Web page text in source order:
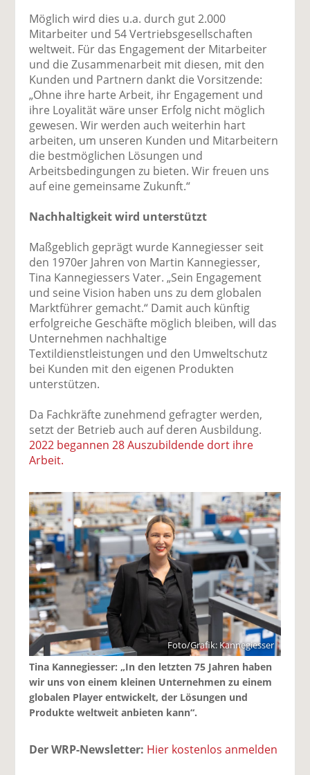
k
te
il
e
n
e
n
d
e
n
Möglich wird dies u.a. durch gut 2.000
Mitarbeiter und 54 Vertriebsgesellschaften
weltweit. Für das Engagement der Mitarbeiter
und die Zusammenarbeit mit diesen, mit den
Kunden und Partnern dankt die Vorsitzende:
„Ohne ihre harte Arbeit, ihr Engagement und
ihre Loyalität wäre unser Erfolg nicht möglich
gewesen. Wir werden auch weiterhin hart
arbeiten, um unseren Kunden und Mitarbeitern
die bestmöglichen Lösungen und
Arbeitsbedingungen zu bieten. Wir freuen uns
auf eine gemeinsame Zukunft.“
Nachhaltigkeit wird unterstützt
Maßgeblich geprägt wurde Kannegiesser seit
den 1970er Jahren von Martin Kannegiesser,
Tina Kannegiessers Vater. „Sein Engagement
und seine Vision haben uns zu dem globalen
Marktführer gemacht.“ Damit auch künftig
erfolgreiche Geschäfte möglich bleiben, will das
Unternehmen nachhaltige
Textildienstleistungen und den Umweltschutz
bei Kunden mit den eigenen Produkten
unterstützen.
Da Fachkräfte zunehmend gefragter werden,
setzt der Betrieb auch auf deren Ausbildung.
2022 begannen 28 Auszubildende dort ihre
Arbeit.
Foto/Grafik: Kannegiesser
Tina Kannegiesser: „In den letzten 75 Jahren haben
wir uns von einem kleinen Unternehmen zu einem
globalen Player entwickelt, der Lösungen und
Produkte weltweit anbieten kann“.
Der WRP-Newsletter: Hier kostenlos anmelden